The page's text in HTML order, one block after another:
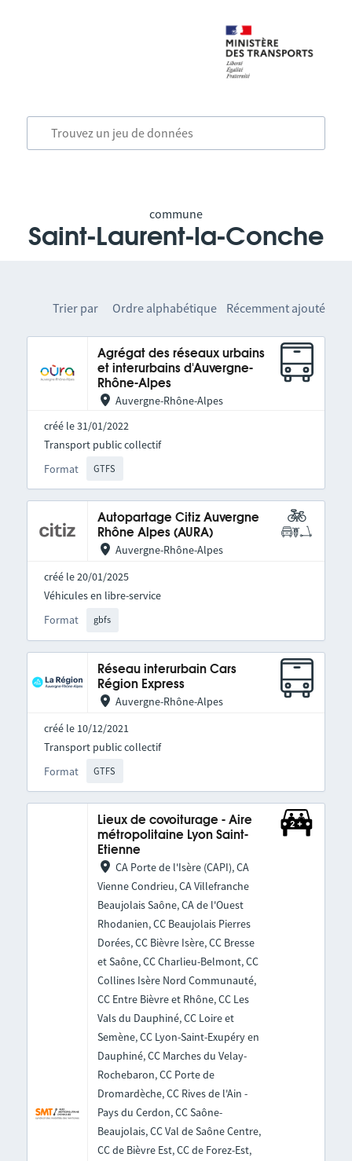
commune
Saint-Laurent-la-Conche
Trier par Ordre alphabétique Récemment ajouté
Agrégat des réseaux urbains
et interurbains d'Auvergne-
Rhône-Alpes
Auvergne-Rhône-Alpes
créé le 31/01/2022
Format GTFS
Transport public collectif
Autopartage Citiz Auvergne
Rhône Alpes (AURA)
Auvergne-Rhône-Alpes
créé le 20/01/2025
Format gbfs
Véhicules en libre-service
Réseau interurbain Cars
Région Express
Auvergne-Rhône-Alpes
créé le 10/12/2021
Format GTFS
Transport public collectif
Lieux de covoiturage - Aire
métropolitaine Lyon Saint-
Etienne
CA Porte de l'Isère (CAPI), CA
Vienne Condrieu, CA Villefranche
Beaujolais Saône, CA de l'Ouest
Rhodanien, CC Beaujolais Pierres
Dorées, CC Bièvre Isère, CC Bresse
et Saône, CC Charlieu-Belmont, CC
Collines Isère Nord Communauté,
CC Entre Bièvre et Rhône, CC Les
Vals du Dauphiné, CC Loire et
Semène, CC Lyon-Saint-Exupéry en
Dauphiné, CC Marches du Velay-
Rochebaron, CC Porte de
Dromardèche, CC Rives de l'Ain -
Pays du Cerdon, CC Saône-
Beaujolais, CC Val de Saône Centre,
CC de Bièvre Est, CC de Forez-Est,